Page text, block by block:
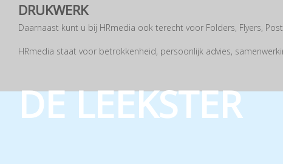
DRUKWERK
Daarnaast kunt u bij HRmedia ook terecht voor Folders, Flyers,
HRmedia staat voor betrokkenheid, persoonlijk advies,
DE LEEKSTER